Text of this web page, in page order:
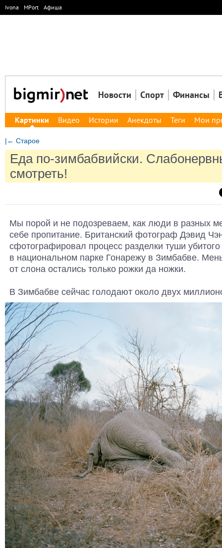
Ivona MPort Афиша
Новости Спорт Финансы
Картинки Видео Истории Анекдоты Теги Мои
|← Старое
Еда по-зимбабвийски.
смотреть!
Мы порой и не подозреваем, как люди в разных
себе пропитание. Британский фотограф Дэвид
сфотографировал процесс разделки туши
в национальном парке Гонарежу в Зимбабве.
от слона остались только рожки да ножки.
В Зимбабве сейчас голодают около двух